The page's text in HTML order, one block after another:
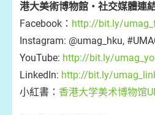
港大美術博物館・社交媒體連
Facebook： http://bit.ly/
Instagram: @umag_hku,
YouTube: http://bit.ly/
LinkedIn: http://bit.ly/
小紅書： 香港大学美术博物馆